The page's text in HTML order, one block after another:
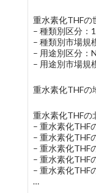
重水素化THFの
– 種類別区分：
– 種類別市場規
– 用途別区分：
– 用途別市場規
重水素化THFの
重水素化THFの
– 重水素化THF
– 重水素化THF
– 重水素化THF
– 重水素化THF
– 重水素化THF
…